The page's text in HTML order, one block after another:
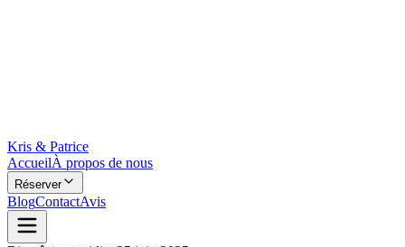
Kris & Patrice
AccueilÀ propos de nous
Réserver
BlogContactAvis